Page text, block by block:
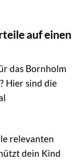
auf einen
das Bornholm
Hier sind die
relevanten
dein Kind